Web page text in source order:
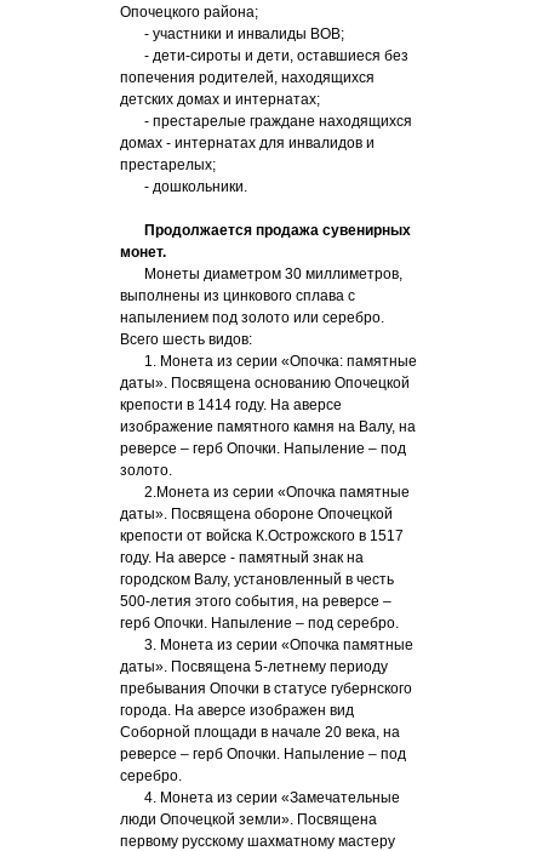
Опочецкого района;
- участники и инвалиды ВОВ;
- дети-сироты и дети, оставшиеся без
попечения родителей, находящихся
детских домах и интернатах;
- престарелые граждане находящихся
домах - интернатах для инвалидов и
престарелых;
- дошкольники.
Продолжается продажа сувенирных
монет.
Монеты диаметром 30 миллиметров,
выполнены из цинкового сплава с
напылением под золото или серебро.
Всего шесть видов:
1. Монета из серии «Опочка: памятные
даты». Посвящена основанию Опочецкой
крепости в 1414 году. На аверсе
изображение памятного камня на Валу, на
реверсе – герб Опочки. Напыление – под
золото.
2.Монета из серии «Опочка памятные
даты». Посвящена обороне Опочецкой
крепости от войска К.Острожского в 1517
году. На аверсе - памятный знак на
городском Валу, установленный в честь
500-летия этого события, на реверсе –
герб Опочки. Напыление – под серебро.
3. Монета из серии «Опочка памятные
даты». Посвящена 5-летнему периоду
пребывания Опочки в статусе губернского
города. На аверсе изображен вид
Соборной площади в начале 20 века, на
реверсе – герб Опочки. Напыление – под
серебро.
4. Монета из серии «Замечательные
люди Опочецкой земли». Посвящена
первому русскому шахматному мастеру